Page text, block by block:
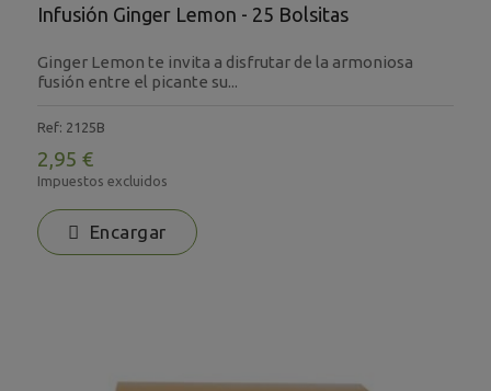
Infusión Ginger Lemon - 25 Bolsitas
Ginger Lemon te invita a disfrutar de la armoniosa
fusión entre el picante su...
Ref: 2125B
2,95 €
Impuestos excluidos
Encargar